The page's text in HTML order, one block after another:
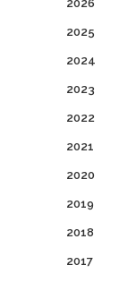
2026
2025
2024
2023
2022
2021
2020
2019
2018
2017